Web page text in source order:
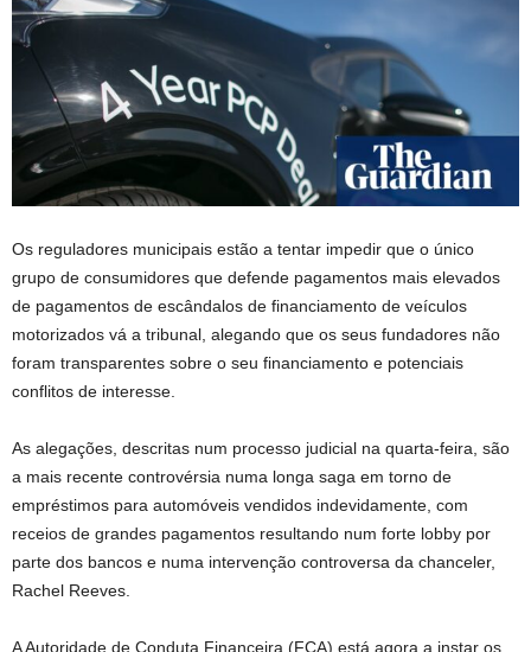
Os reguladores municipais estão a tentar impedir que o único
grupo de consumidores que defende pagamentos mais elevados
de pagamentos de escândalos de financiamento de veículos
motorizados vá a tribunal, alegando que os seus fundadores não
foram transparentes sobre o seu financiamento e potenciais
conflitos de interesse.
As alegações, descritas num processo judicial na quarta-feira, são
a mais recente controvérsia numa longa saga em torno de
empréstimos para automóveis vendidos indevidamente, com
receios de grandes pagamentos resultando num forte lobby por
parte dos bancos e numa intervenção controversa da chanceler,
Rachel Reeves.
A Autoridade de Conduta Financeira (FCA) está agora a instar os